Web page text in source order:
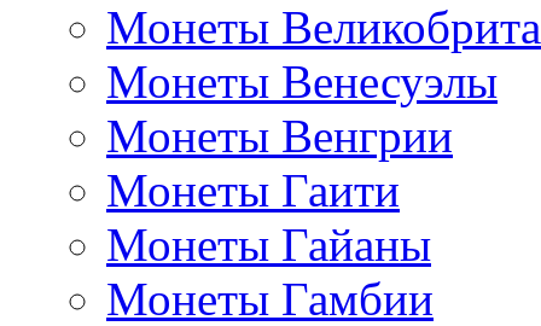
Монеты
Монеты Венесуэлы
Монеты Венгрии
Монеты Гаити
Монеты Гайаны
Монеты Гамбии